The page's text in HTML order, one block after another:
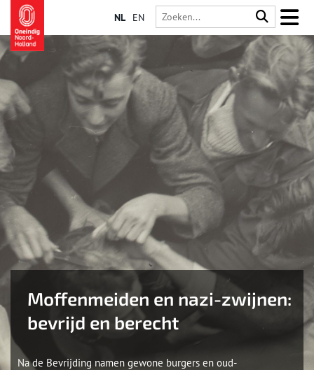
NL EN
Moffenmeiden en nazi-zwijnen:
bevrijd en berecht
Na de Bevrijding namen gewone burgers en oud-